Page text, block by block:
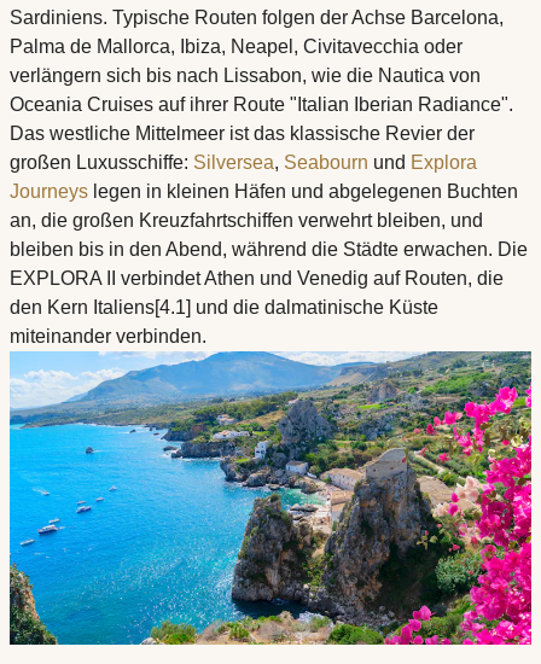
Sardiniens. Typische Routen folgen der Achse Barcelona,
Palma de Mallorca, Ibiza, Neapel, Civitavecchia oder
verlängern sich bis nach Lissabon, wie die Nautica von
Oceania Cruises auf ihrer Route "Italian Iberian Radiance".
Das westliche Mittelmeer ist das klassische Revier der
großen Luxusschiffe: Silversea, Seabourn und Explora
Journeys legen in kleinen Häfen und abgelegenen Buchten
an, die großen Kreuzfahrtschiffen verwehrt bleiben, und
bleiben bis in den Abend, während die Städte erwachen. Die
EXPLORA II verbindet Athen und Venedig auf Routen, die
den Kern Italiens[4.1] und die dalmatinische Küste
miteinander verbinden.